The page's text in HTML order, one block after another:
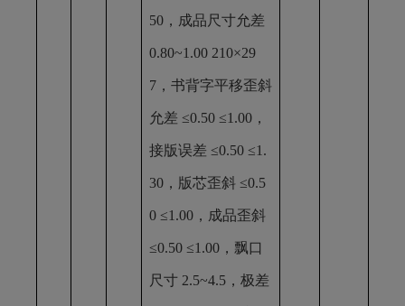
50，成品尺寸允差
0.80~1.00 210×29
7，书背字平移歪斜
允差 ≤0.50 ≤1.00，
接版误差 ≤0.50 ≤1.
30，版芯歪斜 ≤0.5
0 ≤1.00，成品歪斜
≤0.50 ≤1.00，飘口
尺寸 2.5~4.5，极差